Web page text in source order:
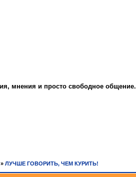
мнения и просто свободное общение.
» ЛУЧШЕ ГОВОРИТЬ, ЧЕМ КУРИТЬ!